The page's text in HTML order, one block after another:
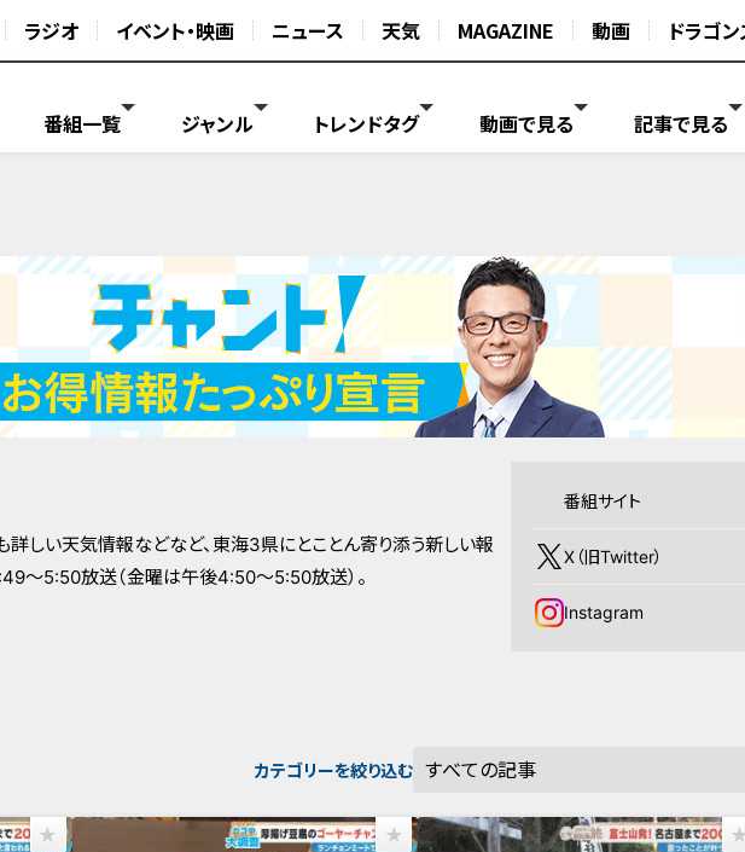
ラジオ イベント・映画 ニュース 天気 MAGAZINE 動画 ドラゴン
番組一覧 ジャンル トレンドタグ 動画で見る 記事で見る
詳しい天気情報などなど、東海3県にとことん寄り添う新しい報
～5:50放送（金曜は午後4:50～5:50放送）。
番組サイト
X（旧Twitter）
Instagram
カテゴリーを絞り込む